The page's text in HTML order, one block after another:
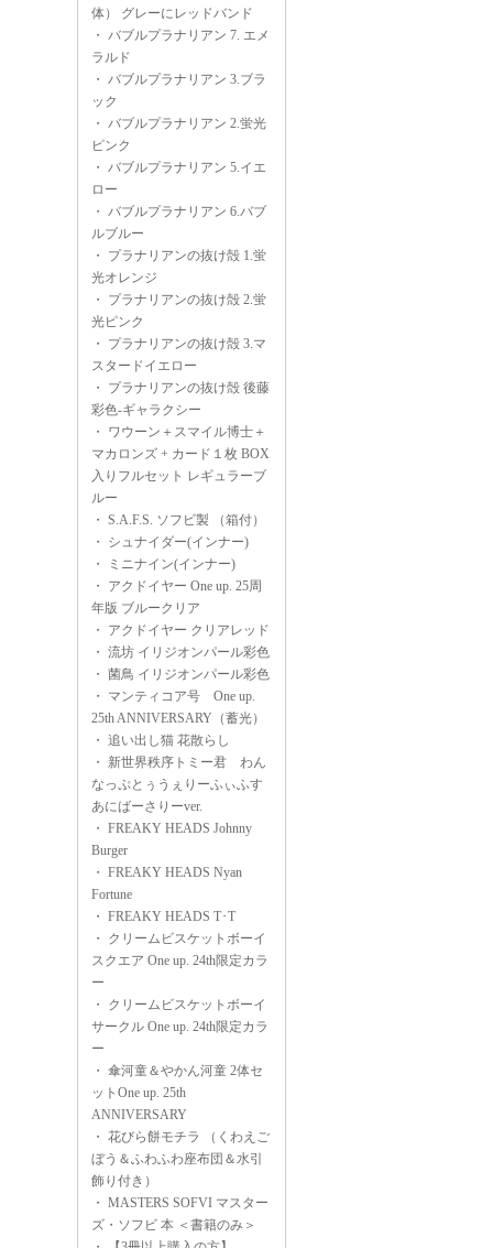
体） グレーにレッドバンド
・ バブルプラナリアン 7. エメ
ラルド
・ バブルプラナリアン 3.ブラ
ック
・ バブルプラナリアン 2.蛍光
ピンク
・ バブルプラナリアン 5.イエ
ロー
・ バブルプラナリアン 6.バブ
ルブルー
・ プラナリアンの抜け殻 1.蛍
光オレンジ
・ プラナリアンの抜け殻 2.蛍
光ピンク
・ プラナリアンの抜け殻 3.マ
スタードイエロー
・ プラナリアンの抜け殻 後藤
彩色-ギャラクシー
・ ワウーン＋スマイル博士＋
マカロンズ + カード１枚 BOX
入りフルセット レギュラーブ
ルー
・ S.A.F.S. ソフビ製 （箱付）
・ シュナイダー(インナー)
・
ミニナイン(インナー)
・ アクドイヤー One up. 25周
年版 ブルークリア
・ アクドイヤー クリアレッド
・ 流坊 イリジオンパール彩色
・ 菌鳥 イリジオンパール彩色
・ マンティコア号 One up.
25th ANNIVERSARY（蓄光）
・ 追い出し猫 花散らし
・ 新世界秩序トミー君 わん
なっぷとぅうぇりーふぃふす
あにばーさりーver.
・ FREAKY HEADS Johnny
Burger
・ FREAKY HEADS Nyan
Fortune
・ FREAKY HEADS T･T
・ クリームビスケットボーイ
スクエア One up. 24th限定カラ
ー
・ クリームビスケットボーイ
サークル One up. 24th限定カラ
ー
・ 傘河童＆やかん河童 2体セ
ットOne up. 25th
ANNIVERSARY
・ 花びら餅モチラ （くわえご
ぼう＆ふわふわ座布団＆水引
飾り付き）
・ MASTERS SOFVI マスター
ズ・ソフビ 本 ＜書籍のみ＞